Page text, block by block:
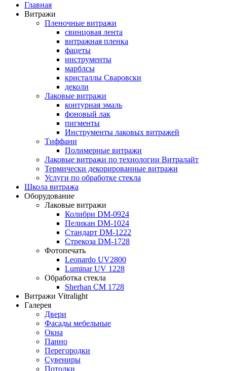
Главная
Витражи
Пленочные витражи
свинцовая лента
витражная пленка
фацеты
инструменты
марблсы
кристаллы Сваровски
деколи
Лаковые витражи
контурная эмаль
фоновый лак
пигменты
Инструменты лаковых витражей
Тиффани
Полимерные витражи
Лаковые витражи по технологии Витралайт
Термически декорированные витражи
Услуги по обработке стекла
Школа витража
Оборудование
Лаковые витражи
Колибри DM-0924
Пеликан DM-1024
Стандарт DM-1222
Стрекоза DM-1728
Фотопечать
Leonardo UV2800
Luminar UV 1228
Обработка стекла
Sherhan CM 1728
Витражи Vitralight
Галерея
Двери
Фасады мебельные
Окна
Панно
Перегородки
Сувениры
Потолки